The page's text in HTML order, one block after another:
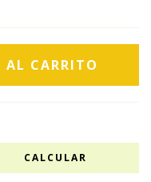
CALCULAR